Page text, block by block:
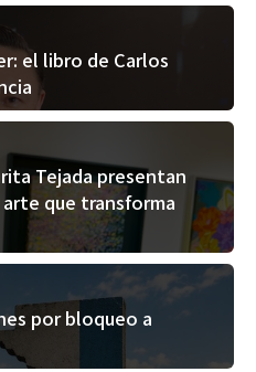
el libro de Carlos
Tejada presentan
arte que transforma
por bloqueo a